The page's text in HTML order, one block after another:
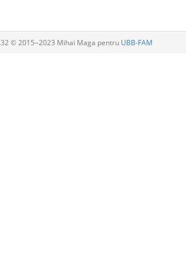
© 2015‒2023 Mihai Maga pentru UBB-FAM